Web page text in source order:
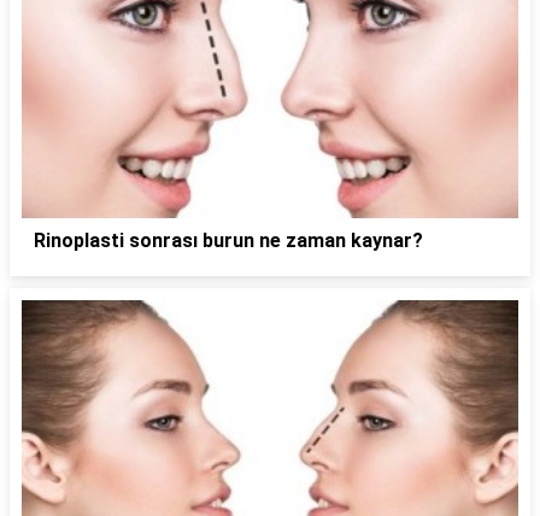
Rinoplasti sonrası burun ne zaman kaynar?